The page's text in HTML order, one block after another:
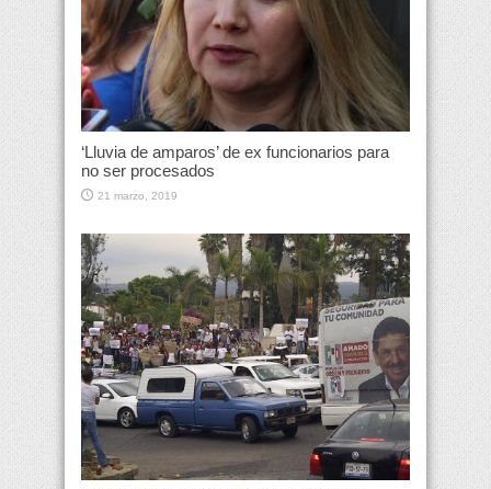
‘Lluvia de amparos’ de ex funcionarios para
no ser procesados
21 marzo, 2019